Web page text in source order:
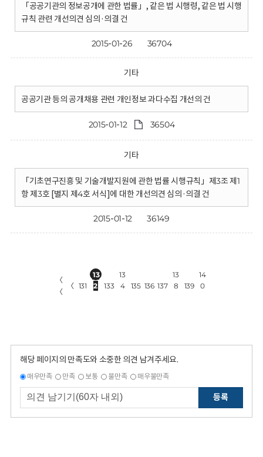
「공공기관의 정보공개에 관한 법률」, 같은 법 시행령, 같은 법 시행
규칙 관련 개선의견 심의·의결 건
2015-01-26 36704
기타
공공기관 등의 공개채용 관련 개인정보 과다수집 개선의 건
2015-01-12 36504
기타
「기초연구진흥 및 기술개발지원에 관한 법률 시행규칙」제3조 제1
항 제3호 [별지 제4호 서식]에 대한 개선의견 심의·의결 건
2015-01-12 36149
〈
〈
〈 131
13
2
133
13
4
135 136 137
13
8
139
14
0
해당 페이지의 만족도와 소중한 의견 남겨주세요.
매우만족 만족 보통 불만족 매우불만족
등록